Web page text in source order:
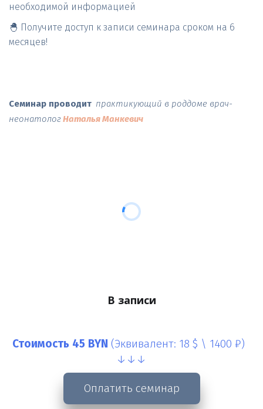
необходимой информацией
🐣 Получите доступ к записи семинара сроком на 6
месяцев!
Семинар проводит практикующий в роддоме врач-
неонатологНаталья Манкевич
В записи
Стоимость 45 BYN (Эквивалент: 18 $ \ 1400 ₽)
↓↓↓
Оплатить семинар